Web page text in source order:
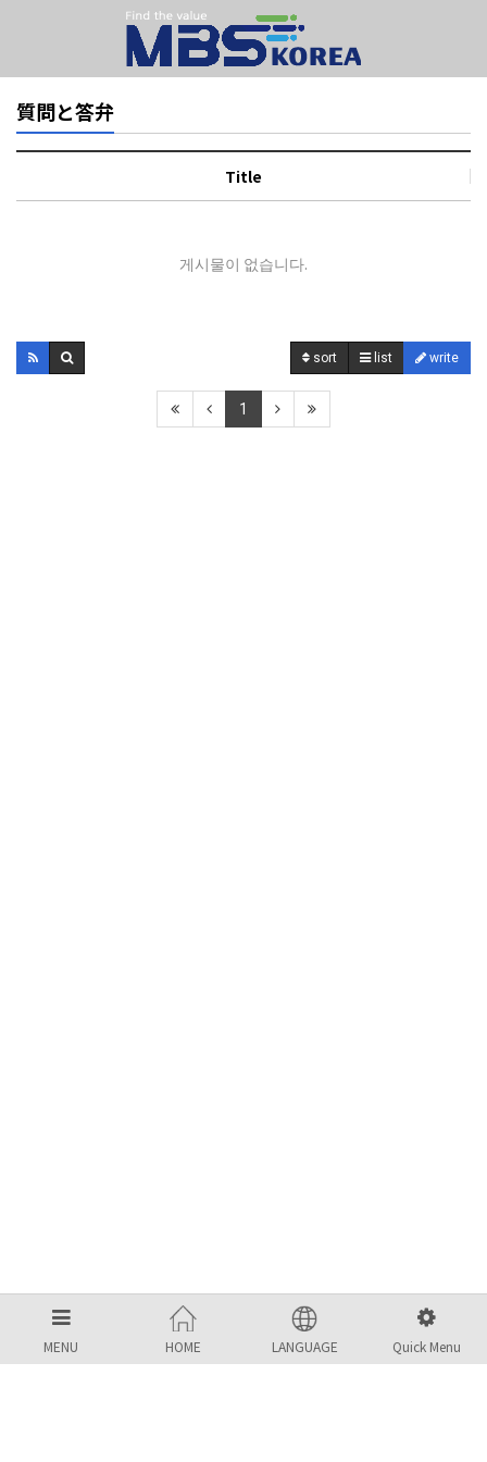
HOME
MENU LANGUAGE Quick Menu
質問と答弁
Title
게시물이 없습니다.
sort list write
1